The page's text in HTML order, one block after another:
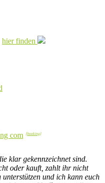
hier finden
klar gekennzeichnet sind.
oder kauft, zahlt ihr nicht
und ich kann euch